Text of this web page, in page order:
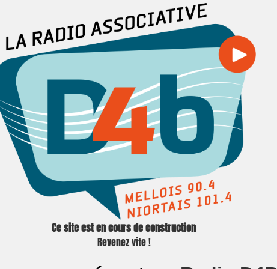
Ce site est en cours de construction
Revenez vite !